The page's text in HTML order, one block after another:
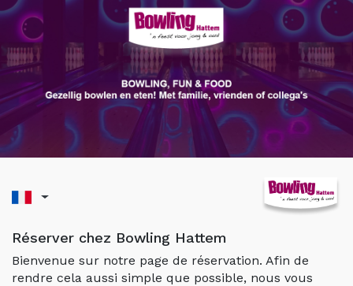
Réserver chez Bowling Hattem
Bienvenue sur notre page de réservation. Afin de
rendre cela aussi simple que possible, nous vous